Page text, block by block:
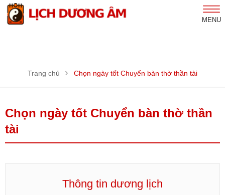
MENU
Trang chủ Chọn ngày tốt Chuyển bàn thờ thần tài
Chọn ngày tốt Chuyển bàn thờ thần
tài
Thông tin dương lịch